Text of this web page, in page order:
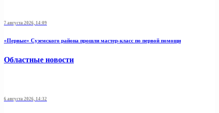
7 августа 2026, 14:09
«Первые» Суземского района прошли мастер-класс по первой помощи
Областные новости
6 августа 2026, 14:32